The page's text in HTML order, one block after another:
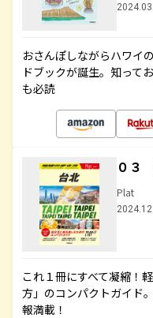
おさんぽしながらハワイ
ドブックが誕生。知って
も必読
０３
Plat
これ１冊にすべて凝縮！
方」のコンパクトガイド
報満載！